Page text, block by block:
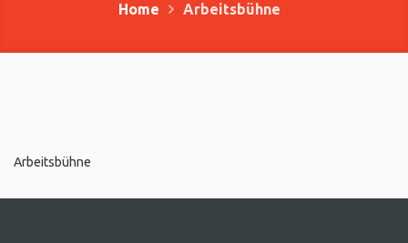
Home Arbeitsbühne
Arbeitsbühne